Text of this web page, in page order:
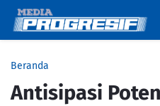
Beranda
Antisipasi